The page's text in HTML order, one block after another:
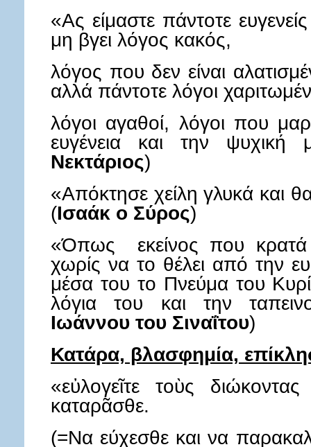
«Ας είμαστε πάντοτε
μη βγει λόγος κακός,
λόγος που δεν είναι
αλλά πάντοτε λόγοι
λόγοι αγαθοί, λόγοι που
ευγένεια και την ψυχική
Νεκτάριος)
«Απόκτησε χείλη γλυκά και
(Ισαάκ ο Σύρος)
«Όπως εκείνος που κρατά
χωρίς να το θέλει από την
μέσα του το Πνεύμα του
λόγια του και την
Ιωάννου του Σιναΐτου)
Κατάρα, βλασφημία,
«εὐλογεῖτε τοὺς
καταρᾶσθε.
(=Να εύχεσθε και να